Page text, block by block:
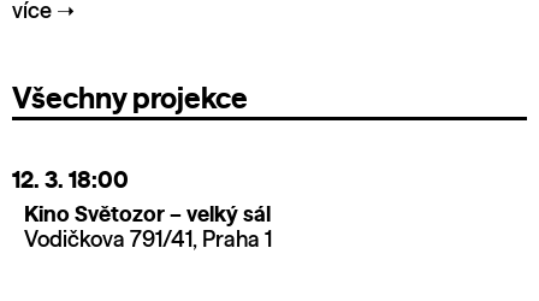
více ➝
Všechny projekce
12. 3. 18:00
Kino Světozor – velký sál
Vodičkova 791/41, Praha 1